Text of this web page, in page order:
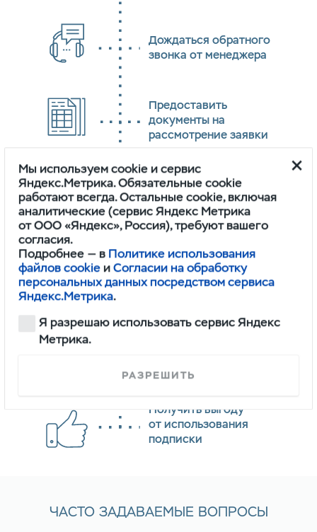
Дождаться обратного
звонка от менеджера
Предоставить
документы на
рассмотрение заявки
Подписать
договор аренды
Оплатить счёт за
первый месяц
В назначенный день
Получить выгоду
от использования
подписки
ЧАСТО ЗАДАВАЕМЫЕ ВОПРОСЫ
Мы используем cookie и сервис
Яндекс.Метрика. Обязательные cookie
работают всегда. Остальные cookie, включая
аналитические (сервис Яндекс Метрика
от ООО «Яндекс», Россия), требуют вашего
согласия.
Подробнее — в Политике использования
файлов cookie иСогласии на обработку
персональных данных посредством сервиса
Яндекс.Метрика.
Я разрешаю использовать сервис Яндекс
Метрика.
РАЗРЕШИТЬ